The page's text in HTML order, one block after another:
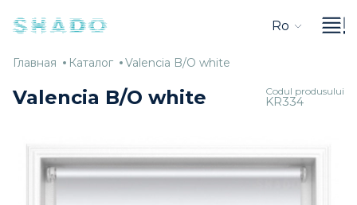
Ro
Главная Главная
КаталогКаталог
Valencia
B/O
white
Valencia B/O white
Valencia B/O white Codul produsului
KR334